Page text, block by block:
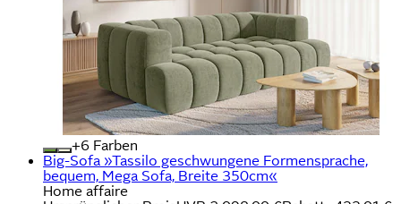
+
Farben
Big-Sofa »Tassilo geschwungene Formensprache,
bequem, Mega Sofa, Breite 350cm«
Home affaire